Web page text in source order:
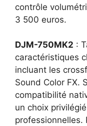
contrôle
3 500 euros.
DJM-750MK2 :
caractéristiques
incluant les
Sound Color FX.
compatibilité
un choix
professionnelles.